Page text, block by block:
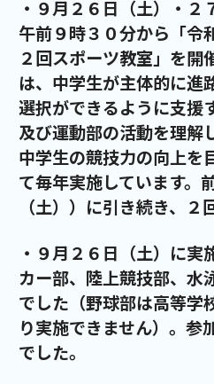
・９月２６日（土）・２
午前９時３０分から「
２回スポーツ教室」を開
は、中学生が主体的に進
選択ができるように支援
及び運動部の活動を理解
中学生の競技力の向上を
て毎年実施しています。
（土））に引き続き、２
・９月２６日（土）に実
カー部、陸上競技部、水
でした（野球部は高等学
り実施できません）。参
でした。